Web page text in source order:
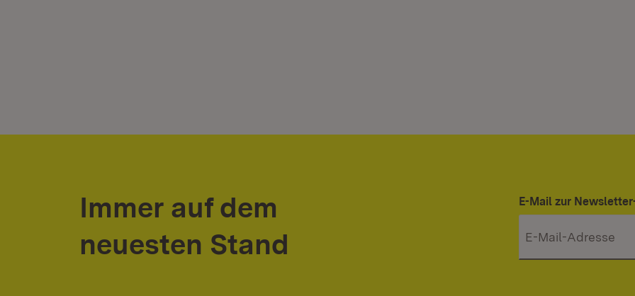
Immer auf dem
neuesten Stand
E-Mail zur